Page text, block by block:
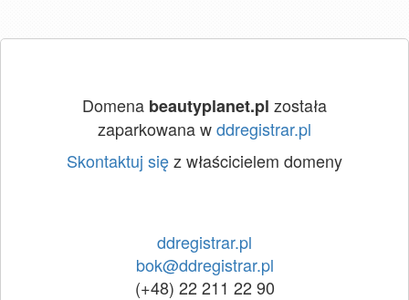
Domena beautyplanet.pl została
zaparkowana wddregistrar.pl
Skontaktuj sięz właścicielem domeny
ddregistrar.pl
bok@ddregistrar.pl
(+48) 22 211 22 90